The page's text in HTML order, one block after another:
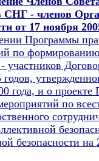
СНГ - членов
от 17 ноября
Программы
по
- участников
годов,
года, и о
по
безопасности